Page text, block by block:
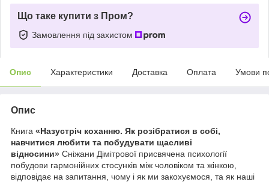
Що таке купити з Пром?
Замовлення під захистом
Опис Характеристики Доставка Оплата Умови
Опис
Книга «Назустріч коханню. Як розібратися в собі,
навчитися любити та побудувати щасливі
відносини» Сніжани Дімітрової присвячена психології
побудови гармонійних стосунків між чоловіком та жінкою,
відповідає на запитання, чому і як ми закохуємося, та як наші